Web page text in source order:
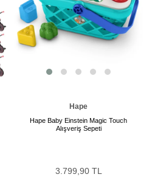
Hape
Hape Baby Einstein Magic Touch
Alışveriş Sepeti
3.799,90 TL